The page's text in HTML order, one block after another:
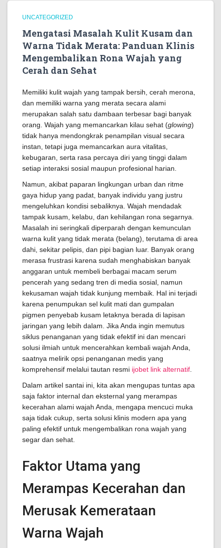
UNCATEGORIZED
Mengatasi Masalah Kulit Kusam dan
Warna Tidak Merata: Panduan Klinis
Mengembalikan Rona Wajah yang
Cerah dan Sehat
Memiliki kulit wajah yang tampak bersih, cerah merona,
dan memiliki warna yang merata secara alami
merupakan salah satu dambaan terbesar bagi banyak
orang. Wajah yang memancarkan kilau sehat (glowing)
tidak hanya mendongkrak penampilan visual secara
instan, tetapi juga memancarkan aura vitalitas,
kebugaran, serta rasa percaya diri yang tinggi dalam
setiap interaksi sosial maupun profesional harian.
Namun, akibat paparan lingkungan urban dan ritme
gaya hidup yang padat, banyak individu yang justru
mengeluhkan kondisi sebaliknya. Wajah mendadak
tampak kusam, kelabu, dan kehilangan rona segarnya.
Masalah ini seringkali diperparah dengan kemunculan
warna kulit yang tidak merata (belang), terutama di area
dahi, sekitar pelipis, dan pipi bagian luar. Banyak orang
merasa frustrasi karena sudah menghabiskan banyak
anggaran untuk membeli berbagai macam serum
pencerah yang sedang tren di media sosial, namun
kekusaman wajah tidak kunjung membaik. Hal ini terjadi
karena penumpukan sel kulit mati dan gumpalan
pigmen penyebab kusam letaknya berada di lapisan
jaringan yang lebih dalam. Jika Anda ingin memutus
siklus penanganan yang tidak efektif ini dan mencari
solusi ilmiah untuk mencerahkan kembali wajah Anda,
saatnya melirik opsi penanganan medis yang
komprehensif melalui tautan resmi ijobet link alternatif
Dalam artikel santai ini, kita akan mengupas tuntas apa
saja faktor internal dan eksternal yang merampas
kecerahan alami wajah Anda, mengapa mencuci muka
saja tidak cukup, serta solusi klinis modern apa yang
paling efektif untuk mengembalikan rona wajah yang
segar dan sehat.
Faktor Utama yang
Merampas Kecerahan dan
Merusak Kemerataan
Warna Wajah